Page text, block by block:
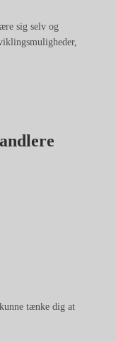
sig selv og
tænke dig at